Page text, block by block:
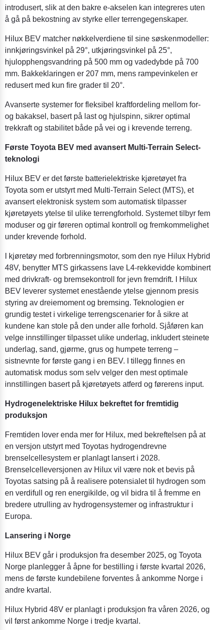
introdusert, slik at den bakre e-akselen kan integreres uten
å gå på bekostning av styrke eller terrengegenskaper.
Hilux BEV matcher nøkkelverdiene til sine søskenmodeller:
innkjøringsvinkel på 29°, utkjøringsvinkel på 25°,
hjulopphengsvandring på 500 mm og vadedybde på 700
mm. Bakkeklaringen er 207 mm, mens rampevinkelen er
redusert med kun fire grader til 20°.
Avanserte systemer for fleksibel kraftfordeling mellom for-
og bakaksel, basert på last og hjulspinn, sikrer optimal
trekkraft og stabilitet både på vei og i krevende terreng.
Første Toyota BEV med avansert Multi-Terrain Select-
teknologi
Hilux BEV er det første batterielektriske kjøretøyet fra
Toyota som er utstyrt med Multi-Terrain Select (MTS), et
avansert elektronisk system som automatisk tilpasser
kjøretøyets ytelse til ulike terrengforhold. Systemet tilbyr fem
moduser og gir føreren optimal kontroll og fremkommelighet
under krevende forhold.
I kjøretøy med forbrenningsmotor, som den nye Hilux Hybrid
48V, benytter MTS girkassens lave L4-rekkevidde kombinert
med drivkraft- og bremsekontroll for jevn fremdrift. I Hilux
BEV leverer systemet enestående ytelse gjennom presis
styring av dreiemoment og bremsing. Teknologien er
grundig testet i virkelige terrengscenarier for å sikre at
kundene kan stole på den under alle forhold. Sjåføren kan
velge innstillinger tilpasset ulike underlag, inkludert steinete
underlag, sand, gjørme, grus og humpete terreng –
sistnevnte for første gang i en BEV. I tillegg finnes en
automatisk modus som selv velger den mest optimale
innstillingen basert på kjøretøyets atferd og førerens input.
Hydrogenelektriske Hilux bekreftet for fremtidig
produksjon
Fremtiden lover enda mer for Hilux, med bekreftelsen på at
en versjon utstyrt med Toyotas hydrogendrevne
brenselcellesystem er planlagt lansert i 2028.
Brenselcelleversjonen av Hilux vil være nok et bevis på
Toyotas satsing på å realisere potensialet til hydrogen som
en verdifull og ren energikilde, og vil bidra til å fremme en
bredere utrulling av hydrogensystemer og infrastruktur i
Europa.
Lansering i Norge
Hilux BEV går i produksjon fra desember 2025, og Toyota
Norge planlegger å åpne for bestilling i første kvartal 2026,
mens de første kundebilene forventes å ankomme Norge i
andre kvartal.
Hilux Hybrid 48V er planlagt i produksjon fra våren 2026, og
vil først ankomme Norge i tredje kvartal.